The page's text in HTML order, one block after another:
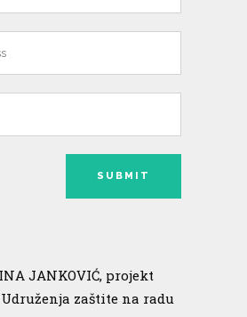
JANKOVIĆ, projekt
zaštite na radu